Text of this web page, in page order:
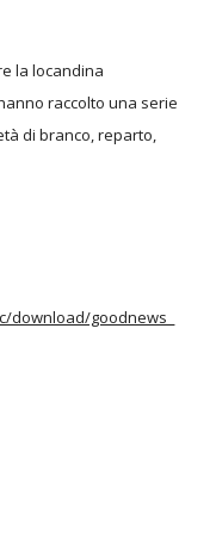
la locandina
raccolto una serie
di branco, reparto,
download/goodnews_